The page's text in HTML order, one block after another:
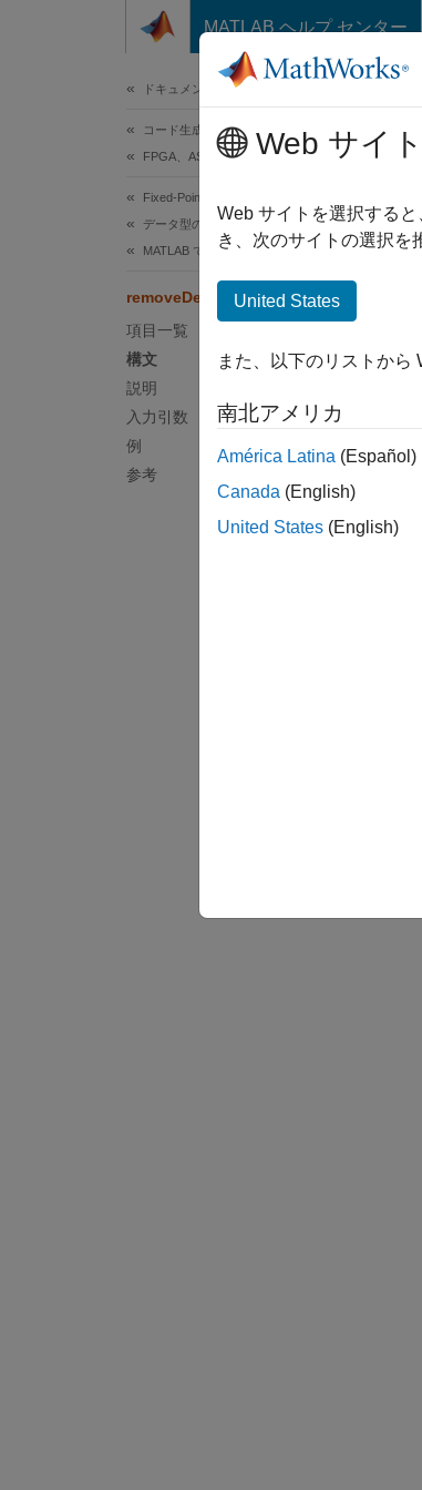
コンテンツへスキップ
MATLAB ヘルプ センター
ドキュメンテーションのホーム
コード生成
FPGA、ASIC、および SoC 開発
Fixed-Point Designer
データ型の自動変換
MATLAB での固定小数点の自動変換
removeDesignRangeSpecification
項目一覧
構文
説明
入力引数
例
参考
Web サイ
Web サイトを選択する
き、次のサイトの選択を
United States
また、以下のリストから
南北アメリカ
América Latina (Español)
Canada (English)
United States (English)